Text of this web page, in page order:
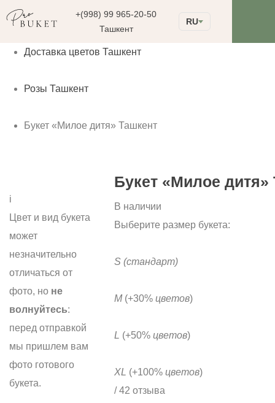
+(998) 99 965-20-50
Ташкент
RU
Доставка цветов Ташкент
Розы Ташкент
Букет «Милое дитя» Ташкент
i
Цвет и вид букета
может
незначительно
отличаться от
фото, но не
волнуйтесь:
перед отправкой
мы пришлем вам
фото готового
букета.
Букет «Милое дитя»
В наличии
Выберите размер букета:
S (стандарт)
M(+30% цветов)
L (+50% цветов)
XL (+100% цветов)
/ 42 отзыва